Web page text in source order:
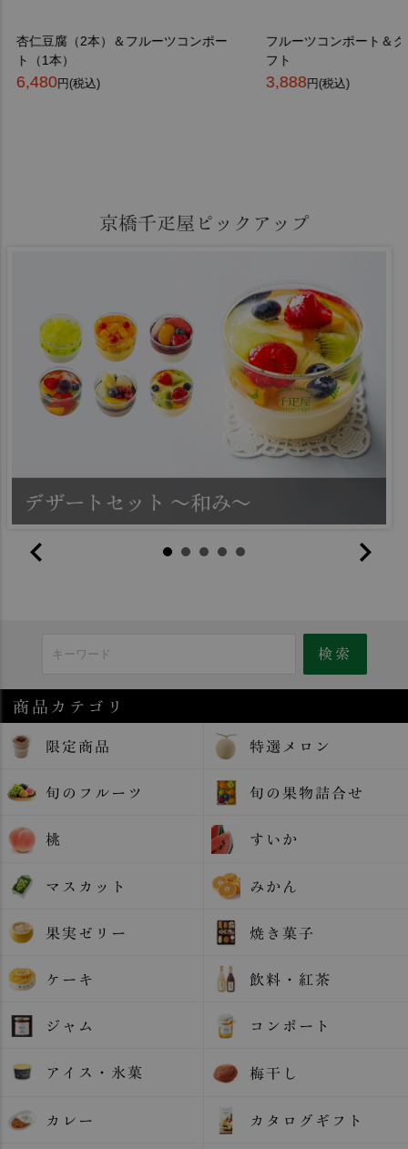
杏仁豆腐（2本）＆フルーツコンポー
ト（1本）
6,480円(税込)
フルーツコンポート＆
フト
3,888 円(税込)
京橋千疋屋ピックアップ
商品カテゴリ
限定商品 特選メロン
旬のフルーツ 旬の果物詰合せ
桃 すいか
マスカット みかん
果実ゼリー 焼き菓子
ケーキ 飲料・紅茶
ジャム コンポート
アイス・氷菓 梅干し
カレー カタログギフト